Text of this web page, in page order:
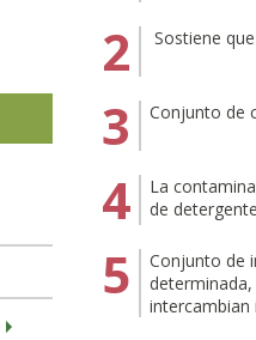
Sostiene
Conjunto de
La
de
Conjunto de
intercambian